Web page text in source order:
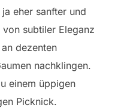
eher sanfter und
subtiler Eleganz
dezenten
nachklingen.
einem üppigen
Picknick.